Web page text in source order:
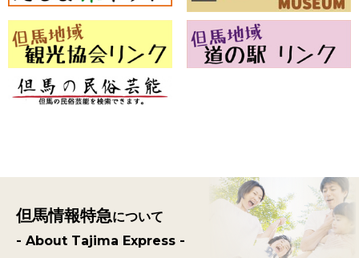
但馬情報特急について
- About Tajima Express -